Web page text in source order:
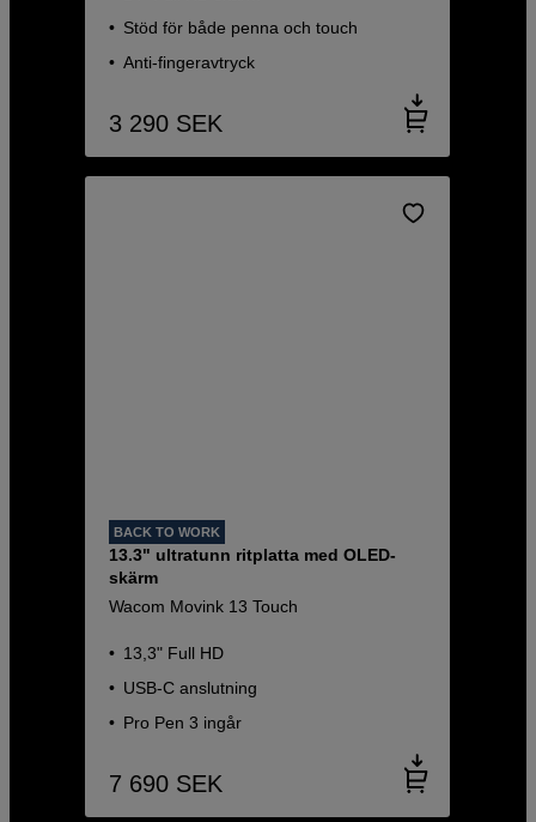
Stöd för både penna och touch
Anti-fingeravtryck
3 290 SEK
BACK TO WORK
13.3" ultratunn ritplatta med OLED-
skärm
Wacom Movink 13 Touch
13,3" Full HD
USB-C anslutning
Pro Pen 3 ingår
7 690 SEK